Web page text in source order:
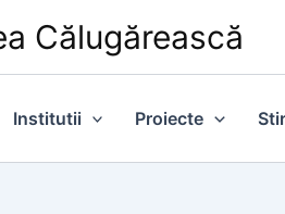
Călugărească
Institutii Proiecte